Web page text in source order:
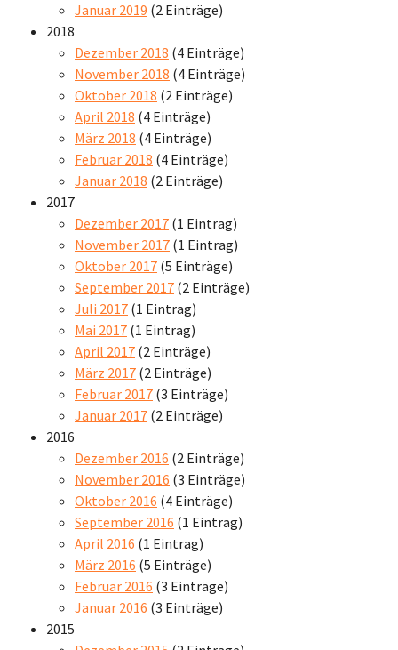
Januar 2019 (2 Einträge)
2018
Dezember 2018 (4 Einträge)
November 2018 (4 Einträge)
Oktober 2018 (2 Einträge)
April 2018 (4 Einträge)
März 2018 (4 Einträge)
Februar 2018 (4 Einträge)
Januar 2018 (2 Einträge)
2017
Dezember 2017 (1 Eintrag)
November 2017 (1 Eintrag)
Oktober 2017 (5 Einträge)
September 2017 (2 Einträge)
Juli 2017 (1 Eintrag)
Mai 2017 (1 Eintrag)
April 2017 (2 Einträge)
März 2017 (2 Einträge)
Februar 2017 (3 Einträge)
Januar 2017 (2 Einträge)
2016
Dezember 2016 (2 Einträge)
November 2016 (3 Einträge)
Oktober 2016 (4 Einträge)
September 2016 (1 Eintrag)
April 2016 (1 Eintrag)
März 2016 (5 Einträge)
Februar 2016 (3 Einträge)
Januar 2016 (3 Einträge)
2015